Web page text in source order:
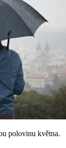
polovinu května.